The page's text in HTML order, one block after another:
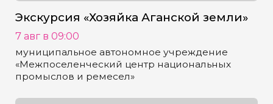
Экскурсия «Хозяйка Аганской земли»
7 авг в 09:00
муниципальное автономное учреждение
«Межпоселенческий центр национальных
промыслов и ремесел»